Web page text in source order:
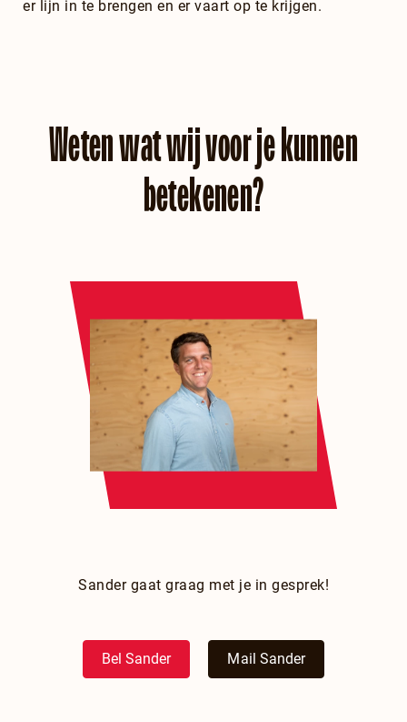
er lijn in te brengen en er vaart op te krijgen.
Weten wat wij voor je kunnen
betekenen?
Sander gaat graag met je in gesprek!
Bel Sander Mail Sander